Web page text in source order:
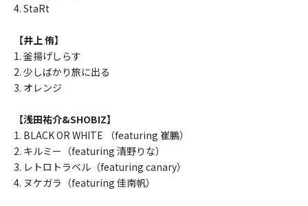
4. StaRt
【井上 侑】
1. 釜揚げしらす
2. 少しばかり旅に出る
3. オレンジ
【浅田祐介&SHOBIZ】
1. BLACK OR WHITE （featuring 崔鵬）
2. キルミー（featuring 清野りな）
3. レトロトラベル（featuring canary）
4. ヌケガラ（featuring 佳南帆）